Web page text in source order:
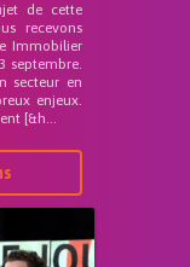
de cette
recevons
Immobilier
septembre.
secteur en
enjeux.
[&h...